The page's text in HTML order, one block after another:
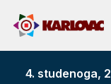
4. studenoga,